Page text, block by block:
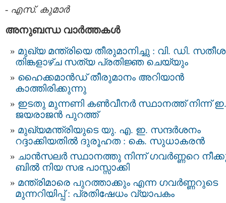
- എസ്. കുമാര്‍
അനുബന്ധ വാര്‍ത്തകള്‍
മുഖ്യ മന്ത്രിയെ തീരുമാനിച്ചു : വി. ഡി.
തിങ്കളാഴ്ച സത്യ പ്രതിജ്ഞ ചെയ്യും
ഹൈക്കമാൻഡ് തീരുമാനം അറിയാൻ
കാത്തിരിക്കുന്നു
ഇടതു മുന്നണി കണ്‍വീനര്‍ സ്ഥാനത്ത് നിന്ന് ഇ.
ജയരാജന്‍ പുറത്ത്‌
മുഖ്യമന്ത്രിയുടെ യു. എ. ഇ. സന്ദര്‍ശനം
റദ്ദാക്കിയതില്‍ ദുരൂഹത : കെ. സുധാകരന്‍
ചാന്‍സലര്‍ സ്ഥാനത്തു നിന്ന് ഗവര്‍ണ്ണറെ
ബില്‍ നിയ സഭ പാസ്സാക്കി
മന്ത്രിമാരെ പുറത്താക്കും എന്ന ഗവര്‍ണ്ണറുടെ
മുന്നറിയിപ്പ് : പ്രതിഷേധം വ്യാപകം